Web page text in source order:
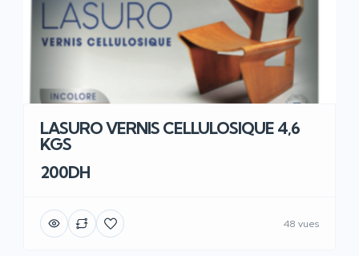
LASURO VERNIS CELLULOSIQUE 4,6
KGS
200DH
48 vues